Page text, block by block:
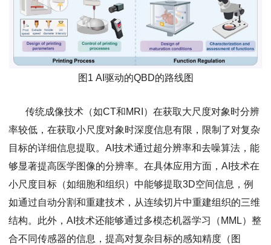
图1 AI驱动的QBD的路线图
传统成像技术（如CT和MRI）在获取大尺度对象时分辨
率较低，在获取小尺度对象时深度信息有限，限制了对复杂
目标的详细信息提取。AI技术通过超分辨率和去噪算法，能
够显著提高医学图像的分辨率。在具体应用方面，AI技术在
小尺度目标（如细胞和组织）中能够提取3D空间信息，例
如通过自动分割和重建技术，从连续切片中重建组织的三维
结构。此外，AI技术还能够通过多模态机器学习（MML）整
合不同传感器的信息，提高对复杂目标的感知精度（图